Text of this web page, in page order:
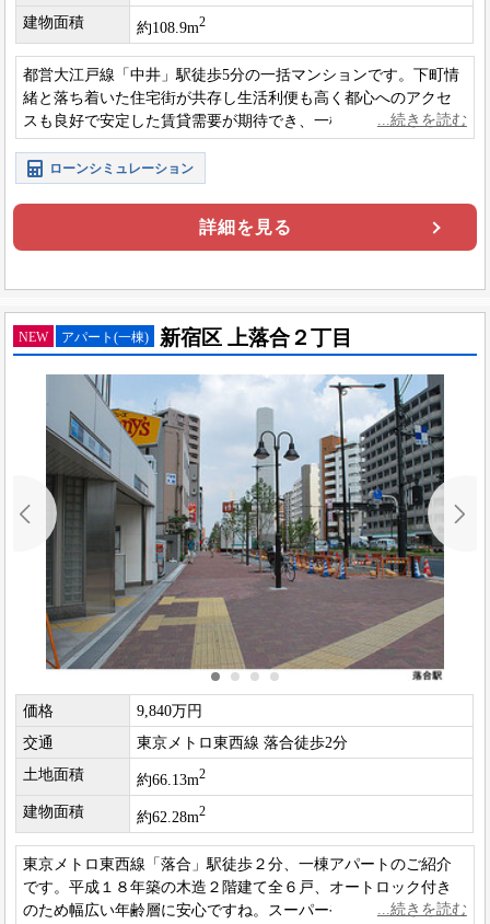
建物面積 約108.9m2
都営大江戸線「中井」駅徒歩5分の一括マンションです。下町情
緒と落ち着いた住宅街が共存し生活利便も高く都心へのアクセ
スも良好で安定した賃貸需要が期待でき、一棟マンション保有
により継続的な収益確保と資産形成が可能な物件です。
ローンシミュレーション
詳細を見る
NEW アパート(一棟) 新宿区 上落合２丁目
価格
9,840万円
交通
東京メトロ東西線 落合徒歩2分
土地面積
約66.13m2
建物面積 約62.28m2
東京メトロ東西線「落合」駅徒歩２分、一棟アパートのご紹介
です。平成１８年築の木造２階建て全６戸、オートロック付き
のため幅広い年齢層に安心ですね。スーパーやコンビニなども